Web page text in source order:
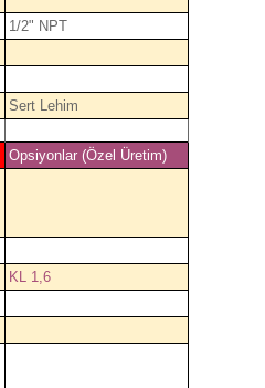
1/2" NPT
Sert Lehim
Opsiyonlar (Özel Üretim)
KL 1,6